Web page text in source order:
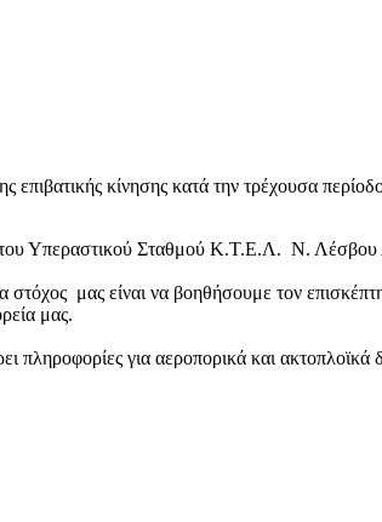
επιβατικής κίνησης κατά την τρέχουσα
του Υπεραστικού Σταθμού Κ.Τ.Ε.Λ. Ν.
μας είναι να βοηθήσουμε τον
μας.
πληροφορίες για αεροπορικά και